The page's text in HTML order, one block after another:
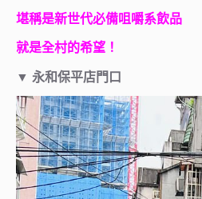
堪稱是新世代必備咀嚼系飲品
就是全村的希望！
▼ 永和保平店門口